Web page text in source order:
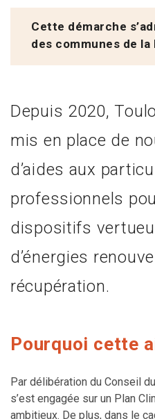
Cette démarche
des communes de
Depuis 2020,
mis en place de
d’aides aux
professionnels
dispositifs
d’énergies
récupération.
Pourquoi cette
Par délibération du Conseil
s’est engagée sur un Plan
ambitieux. De plus, dans le